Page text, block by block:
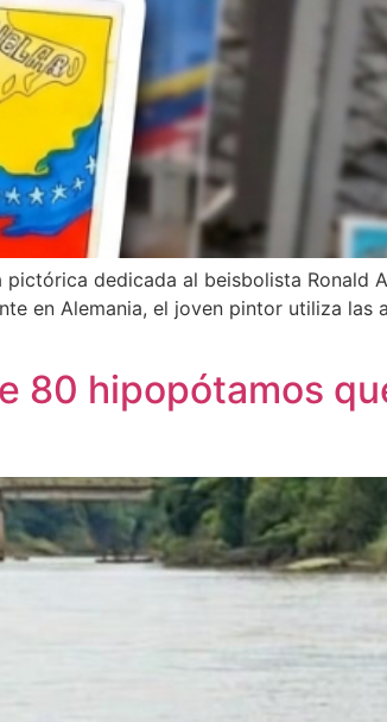
dedicada al beisbolista Ronald
en Alemania, el joven pintor utiliza las
80 hipopótamos